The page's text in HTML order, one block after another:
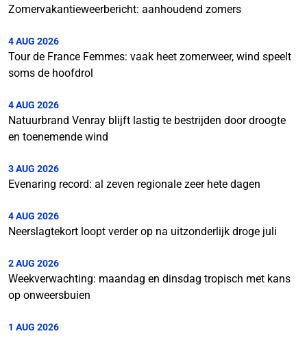
Zomervakantieweerbericht: aanhoudend zomers
4 AUG 2026
Tour de France Femmes: vaak heet zomerweer, wind speelt
soms de hoofdrol
4 AUG 2026
Natuurbrand Venray blijft lastig te bestrijden door droogte
en toenemende wind
3 AUG 2026
Evenaring record: al zeven regionale zeer hete dagen
4 AUG 2026
Neerslagtekort loopt verder op na uitzonderlijk droge juli
2 AUG 2026
Weekverwachting: maandag en dinsdag tropisch met kans
op onweersbuien
1 AUG 2026